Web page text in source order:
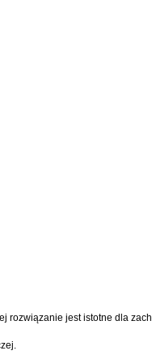
rozwiązanie jest istotne dla